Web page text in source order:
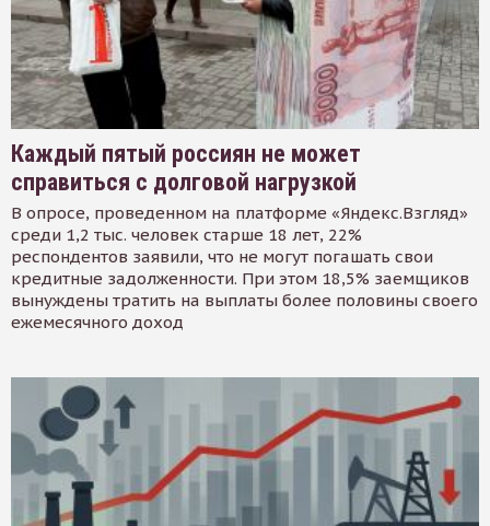
Каждый пятый россиян не может
справиться с долговой нагрузкой
В опросе, проведенном на платформе «Яндекс.Взгляд»
среди 1,2 тыс. человек старше 18 лет, 22%
респондентов заявили, что не могут погашать свои
кредитные задолженности. При этом 18,5% заемщиков
вынуждены тратить на выплаты более половины своего
ежемесячного доход